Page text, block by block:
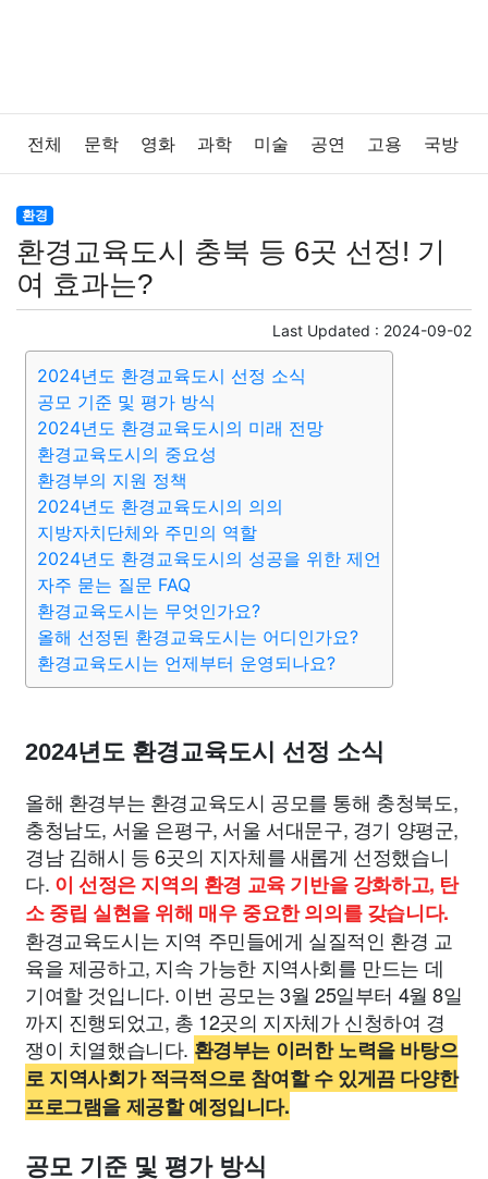
전체 문학 영화 과학 미술 공연 고용 국방
법률
보건 질병 가요 방송 일상 주식 암호화폐
반려동물 패션 미용
증권 인테리어 요리 상품리뷰
게임 스포츠 사진 대출 자동차
맛집 IT 컴퓨터 기술 종교
의료 의학 경제 마케팅 부동산 외국어
교통 생활 기타
환경
환경교육도시 충북 등 6곳 선정! 기
여 효과는?
Last Updated : 2024-09-02
2024년도 환경교육도시 선정 소식
공모 기준 및 평가 방식
2024년도 환경교육도시의 미래 전망
환경교육도시의 중요성
환경부의 지원 정책
2024년도 환경교육도시의 의의
지방자치단체와 주민의 역할
2024년도 환경교육도시의 성공을 위한 제언
자주 묻는 질문 FAQ
환경교육도시는 무엇인가요?
올해 선정된 환경교육도시는 어디인가요?
환경교육도시는 언제부터 운영되나요?
2024년도 환경교육도시 선정 소식
올해 환경부는 환경교육도시 공모를 통해 충청북도,
충청남도, 서울 은평구, 서울 서대문구, 경기 양평군,
경남 김해시 등 6곳의 지자체를 새롭게 선정했습니
다. 이 선정은 지역의 환경 교육 기반을 강화하고, 탄
소 중립 실현을 위해 매우 중요한 의의를 갖습니다.
환경교육도시는 지역 주민들에게 실질적인 환경 교
육을 제공하고, 지속 가능한 지역사회를 만드는 데
기여할 것입니다. 이번 공모는 3월 25일부터 4월 8일
까지 진행되었고, 총 12곳의 지자체가 신청하여 경
쟁이 치열했습니다. 환경부는 이러한 노력을 바탕으
로 지역사회가 적극적으로 참여할 수 있게끔 다양한
프로그램을 제공할 예정입니다.
공모 기준 및 평가 방식